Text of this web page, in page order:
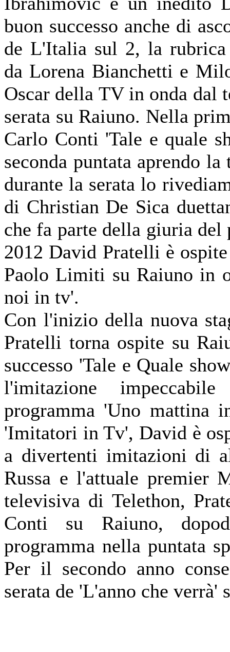
buon successo anche di
de L'Italia sul 2, la rubrica
da Lorena Bianchetti e
Oscar della TV in onda dal
serata su Raiuno. Nella
Carlo Conti 'Tale e quale
seconda puntata aprendo
durante la serata lo
di Christian De Sica
che fa parte della giuria
2012 David Pratelli è
Paolo Limiti su Raiuno in
noi in tv'.
Con l'inizio della nuova
Pratelli torna ospite su
successo 'Tale e Quale
l'imitazione
programma 'Uno mattina
'Imitatori in Tv', David è
a divertenti imitazioni di
Russa e l'attuale premier
televisiva di Telethon,
Conti su Raiuno,
programma nella puntata
Per il secondo anno
serata de 'L'anno che verrà'